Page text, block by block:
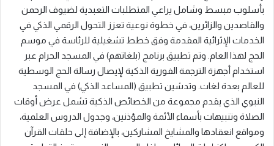
بأسلوب مبسط وشامل يراعي المتطلبات التعبدية لضيوف الرحمن
والقاصدين والزائرين، في خطوة نوعية تعزز التحول الرقمي الذكي في
الخدمات الإثرائية المقدمة وفق خطط تشغيلية للرئاسة في موسم
الحج لهذا العام. وتم تطبيق برنامج (بلغاتهم) في المسجد الحرام عبر
استخدام أجهزة الترجمة الفورية الذكية لإيصال رسالة الحج الوسطية
للعالم بعدة لغات. وتدشين تطبيق (المساعد الذكي) في المسجد
النبوي الذي يقدم مجموعة من الخصائص الذكية تشمل عرض أوقات
الصلاة وتنبيهات بأسماء الأئمة والمؤذنين، وجدول الدروس العلمية،
ومواقع انعقادها والمشايخ المشاركين، بالإضافة إلى حلقات القرآن